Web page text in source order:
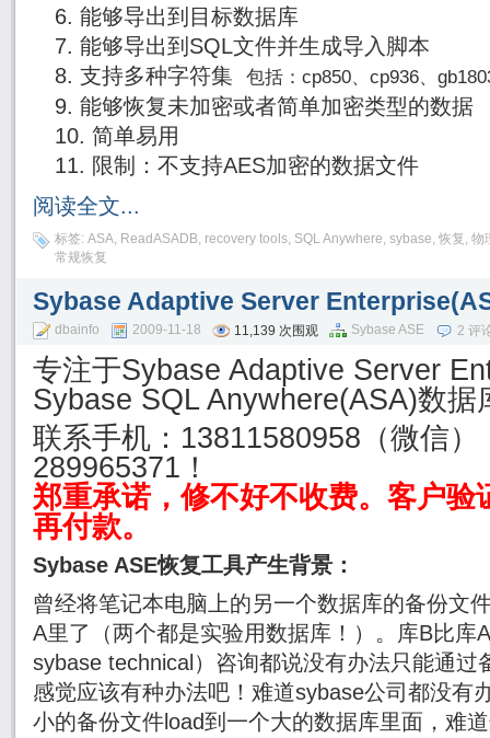
能够导出到目标数据库
能够导出到SQL文件并生成导入脚本
支持多种字符集 包括：cp850、cp936、
能够恢复未加密或者简单加密类型的数据
简单易用
限制：不支持AES加密的数据文件
阅读全文...
标签: ASA, ReadASADB, recovery tools, SQL Anywhere, sybase, 恢复 , 物
常规恢复
Sybase Adaptive Server
dbainfo 2009-11-18 11,139 次围观 Sybase ASE 2 评
专注于Sybase Adaptive Server
Sybase SQL Anywhere(ASA)数据
联系手机： 13811580958（微信）
289965371！
郑重承诺，修不好不收费。客户验
再付款。
Sybase ASE恢复工具产生背景：
曾经将笔记本电脑上的另一个数据库的备份文
A里了（两个都是实验用数据库！）。库B比库
sybase technical）咨询都说没有办法只能通过
感觉应该有种办法吧！难道sybase公司都没有
小的备份文件load到一个大的数据库里面，难